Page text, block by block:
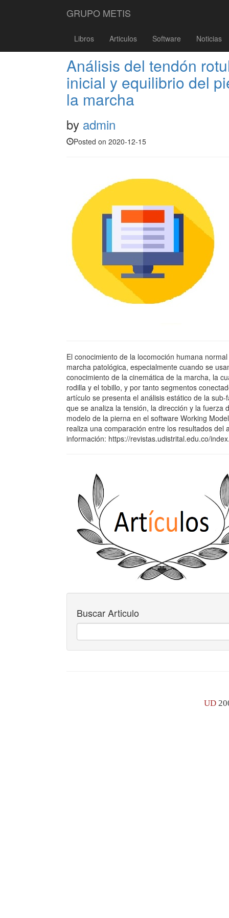
GRUPO METIS
Libros Articulos Software Noticias
Análisis del tendón
inicial y equilibrio del
la marcha
by admin
Posted on 2020-12-15
El conocimiento de la locomoción humana
marcha patológica, especialmente cuando se
conocimiento de la cinemática de la marcha, la
rodilla y el tobillo, y por tanto segmentos
artículo se presenta el análisis estático de la
que se analiza la tensión, la dirección y la
modelo de la pierna en el software Working
realiza una comparación entre los resultados
información: https://revistas.udistrital.edu.co/
Buscar Articulo
UD